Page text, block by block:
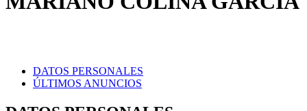
ÚLTIMOS ANUNCIOS